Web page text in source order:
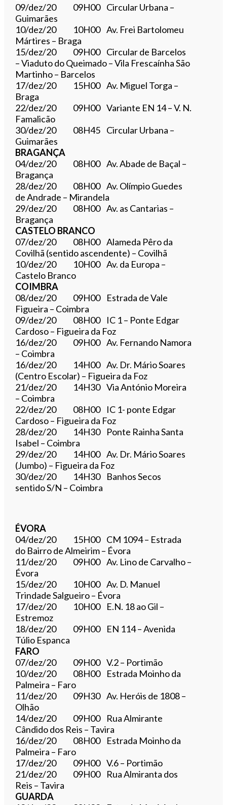
09/dez/20 09H00 Circular Urbana –
Guimarães
10/dez/20 10H00 Av. Frei Bartolomeu
Mártires – Braga
15/dez/20 09H00 Circular de Barcelos
– Viaduto do Queimado – Vila Frescaínha São
Martinho – Barcelos
17/dez/20 15H00 Av. Miguel Torga –
Braga
22/dez/20 09H00 Variante EN 14 – V. N.
Famalicão
30/dez/20 08H45 Circular Urbana –
Guimarães
BRAGANÇA
04/dez/20 08H00 Av. Abade de Baçal –
Bragança
28/dez/20 08H00 Av. Olímpio Guedes
de Andrade – Mirandela
29/dez/20 08H00 Av. as Cantarias –
Bragança
CASTELO BRANCO
07/dez/20 08H00 Alameda Pêro da
Covilhã (sentido ascendente) – Covilhã
10/dez/20 10H00 Av. da Europa –
Castelo Branco
COIMBRA
08/dez/20 09H00 Estrada de Vale
Figueira – Coimbra
09/dez/20 08H00 IC 1 – Ponte Edgar
Cardoso – Figueira da Foz
16/dez/20 09H00 Av. Fernando Namora
– Coimbra
16/dez/20 14H00 Av. Dr. Mário Soares
(Centro Escolar) – Figueira da Foz
21/dez/20 14H30 Via António Moreira
– Coimbra
22/dez/20 08H00 IC 1- ponte Edgar
Cardoso – Figueira da Foz
28/dez/20 14H30 Ponte Rainha Santa
Isabel – Coimbra
29/dez/20 14H00 Av. Dr. Mário Soares
(Jumbo) – Figueira da Foz
30/dez/20 14H30 Banhos Secos
sentido S/N – Coimbra​
ÉVORA
04/dez/20 15H00 CM 1094 – Estrada
do Bairro de Almeirim – Évora
11/dez/20 09H00 Av. Lino de Carvalho –
Évora
15/dez/20 10H00 Av. D. Manuel
Trindade Salgueiro – Évora
17/dez/20 10H00 E.N. 18 ao Gil –
Estremoz
18/dez/20 09H00 EN 114 – Avenida
Túlio Espanca
FARO
07/dez/20 09H00 V.2 – Portimão
10/dez/20 08H00 Estrada Moinho da
Palmeira – Faro
11/dez/20 09H30 Av. Heróis de 1808 –
Olhão
14/dez/20 09H00 Rua Almirante
Cândido dos Reis – Tavira
16/dez/20 08H00 Estrada Moinho da
Palmeira – Faro
17/dez/20 09H00 V.6 – Portimão
21/dez/20 09H00 Rua Almiranta dos
Reis – Tavira
GUARDA